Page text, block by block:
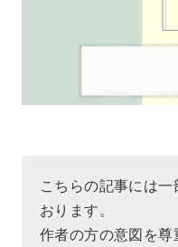
こちらの記事には
おります。
作者の方の意図を